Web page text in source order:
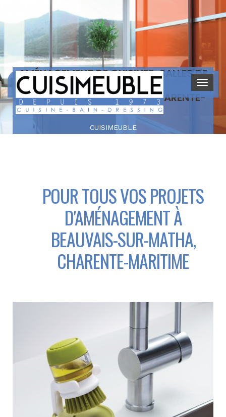
AMÉNAGEMENT DE CUISINES, SALLES DE
BAIN ET DRESSINGS
À BEAUVAIS-SUR-MATHA, CHARENTE-
MARITIME
CUISIMEUBLE
POUR TOUS VOS PROJETS
D'AMÉNAGEMENT À
BEAUVAIS-SUR-MATHA,
CHARENTE-MARITIME